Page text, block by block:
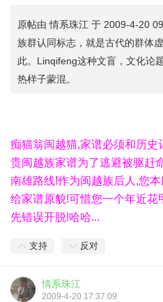
原帖由情系珠江 于 2009-4-20
族群认同标志，就是古代的群体
此。Linqifeng这种文盲，文化论
热样子蒙混。
痴猫翁闽越猫,家谱必须和历史
贵闽越族家谱为了逃避被驱赶
南雄路线!作为闽越族后人,您
给家谱原貌!可惜您一个年近花
先错误开脱!哈哈...
支持 反对
情系珠江
2009-4-20 17:37:09